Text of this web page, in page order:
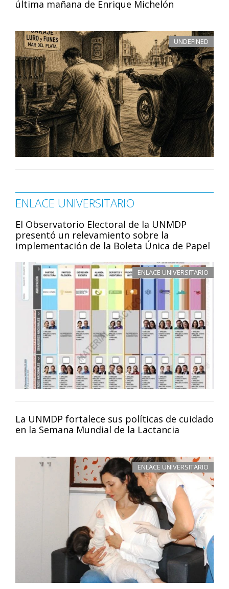
última mañana de Enrique Michelón
UNDEFINED
ENLACE UNIVERSITARIO
El Observatorio Electoral de la UNMDP
presentó un relevamiento sobre la
implementación de la Boleta Única de Papel
ENLACE UNIVERSITARIO
La UNMDP fortalece sus políticas de cuidado
en la Semana Mundial de la Lactancia
ENLACE UNIVERSITARIO